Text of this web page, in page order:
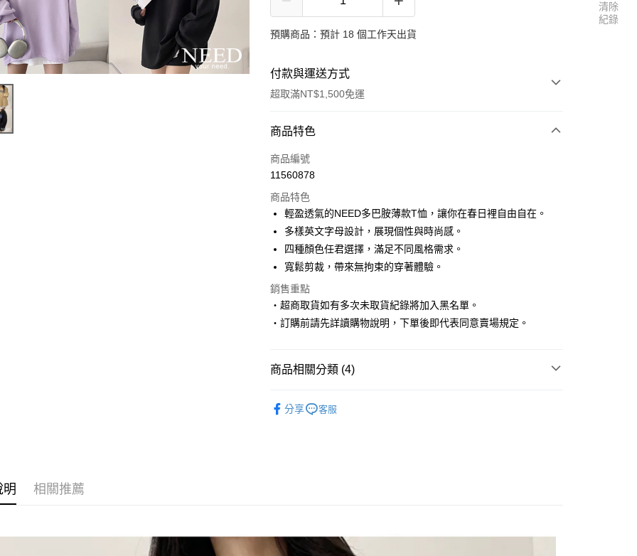
預購商品：預計 18 個工作天出貨
付款與運送方式
超取滿NT$1,500免運
付款方式
信用卡一次付款
LINE Pay
Apple Pay
街口支付
悠遊付
【關於「AFTEE先享後付」】
１．簡單：不需註冊會員、不需綁卡、不需儲值。
※ 請注意：結帳手續完成當下不需立刻繳費，但若您需要取消訂單，請聯
絡購買商品的店家。未經商家同意取消之訂單仍視為有效，需透過AFTEE
萊爾富取貨付款
商品特色
商品編號
11560878
商品特色
輕盈透氣的NEED多巴胺薄款T恤，讓你在春日裡自由自在。
多樣英文字母設計，展現個性與時尚感。
四種顏色任君選擇，滿足不同風格需求。
寬鬆剪裁，帶來無拘束的穿著體驗。
銷售重點
‧超商取貨如有多次未取貨紀錄將加入黑名單。
‧訂購前請先詳讀購物說明，下單後即代表同意賣場規定。
商品相關分類 (4)
分享 客服
明 相關推薦
清除
紀錄